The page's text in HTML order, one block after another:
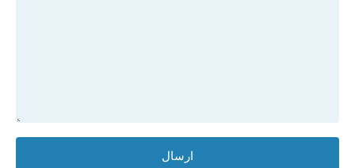
ارسال